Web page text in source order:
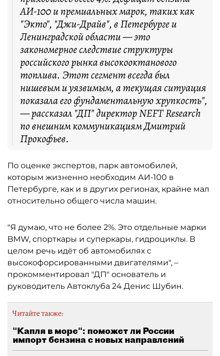
АИ-100 и премиальных марок, таких как
"Экто", "Джи-Драйв", в Петербурге и
Ленинградской области — это
закономерное следствие структуры
российского рынка высокооктанового
топлива. Этот сегмент всегда был
нишевым и уязвимым, а текущая ситуация
показала его фундаментальную хрупкость",
— рассказал "ДП" директор NEFT Research
по внешним коммуникациям Дмитрий
Прокофьев.
По оценке экспертов, парк автомобилей,
которым жизненно необходим АИ-100 в
Петербурге, как и в других регионах, крайне мал
относительно общего числа машин.
"Я думаю, что не более 2%. Это отдельные марки
BMW, спорткары и суперкары, гидроциклы. В
целом речь идёт об автомобилях с
высокофорсированными двигателями", –
прокомментировал "ДП" основатель и
руководитель Автоклуба 24 Денис Шубин.
Читайте также:
"Капля в море": поможет ли России
импорт бензина с новых направлений